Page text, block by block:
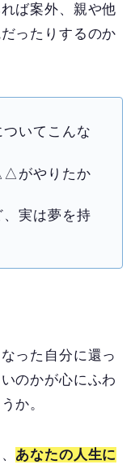
ば案外、親や他
ったりするのか
いてこんな
がやりたか
実は夢を持
った自分に還っ
のかが心にふわ
か。
あなたの人生に